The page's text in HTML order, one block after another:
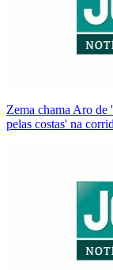
Zema chama Aro de
pelas costas' na